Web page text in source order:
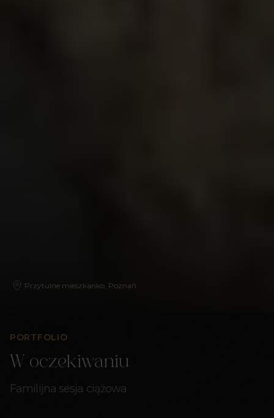
Przytulne mieszkanko, Poznań
PORTFOLIO
W oczekiwaniu
Familijna sesja ciążowa